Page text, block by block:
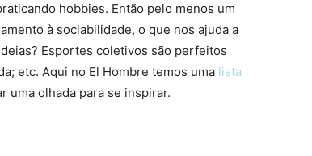
hobbies. Então pelo menos um
à sociabilidade, o que nos ajuda a
Esportes coletivos são perfeitos
etc. Aqui no El Hombre temos uma lista
uma olhada para se inspirar.